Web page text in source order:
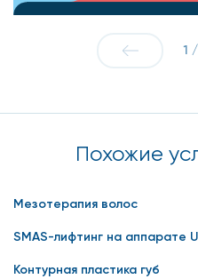
1 /
Похожие
Мезотерапия волос
SMAS-лифтинг на аппарате
Контурная пластика губ